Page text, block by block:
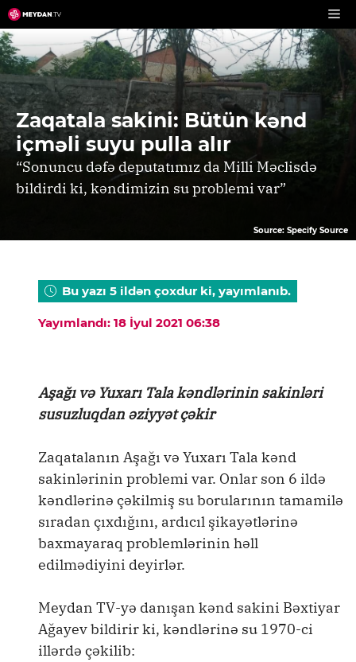
Skip
to
content
Zaqatala sakini: Bütün kənd
içməli suyu pulla alır
“Sonuncu dəfə deputatımız da Milli Məclisdə
bildirdi ki, kəndimizin su problemi var”
Source: Specify Source
Bu yazı 5 ildən çoxdur ki, yayımlanıb.
Yayımlandı: 18 İyul 2021 06:38
Aşağı və Yuxarı Tala kəndlərinin sakinləri
susuzluqdan əziyyət çəkir
Zaqatalanın Aşağı və Yuxarı Tala kənd
sakinlərinin problemi var. Onlar son 6 ildə
kəndlərinə çəkilmiş su borularının tamamilə
sıradan çıxdığını, ardıcıl şikayətlərinə
baxmayaraq problemlərinin həll
edilmədiyini deyirlər.
Meydan TV-yə danışan kənd sakini Bəxtiyar
Ağayev bildirir ki, kəndlərinə su 1970-ci
illərdə çəkilib: